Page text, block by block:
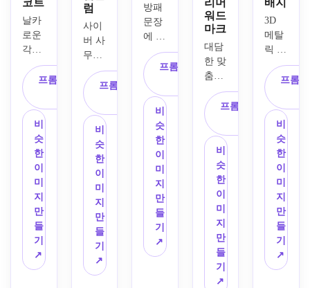
코트
날카
로운
각진
라인
워크,
네온
블루
와 보
라색
광택,
어두
운 차
콜 배
경,
선명
한 벡
터 모
양의
프롬프트 복
비
슷
한
이
미
지
만
들
기
↗
럼
사이
버 사
무라
이 마
스크
를 주
제로
미래
적인
게이
밍 로
고 엠
블럼
을 만
들어
보세
대칭
프롬프트 복
비
슷
한
이
미
지
만
들
기
↗
방패
문장
에 둘
러싸
인 포
효하
는 용
을 보
여주
는 스
트리
머 가
능 게
임 로
고를
생성
하세
요.
프롬프트 복
비
슷
한
이
미
지
만
들
기
↗
리머
워드
마크
대담
한 맞
춤형
워드
마크
타이
포그
래피,
미묘
한 글
리치
왜곡,
네온
시안
과 핑
크 하
이라
프롬프트 복
비
슷
한
이
미
지
만
들
기
↗
배지
3D
메탈
릭 배
지 스
타일,
엠보
싱 쉴
드 형
태,
크롬
및 블
루 스
틸 텍
스처,
시원
한 시
네마
틱 조
프롬
비
슷
한
이
미
지
만
들
기
↗